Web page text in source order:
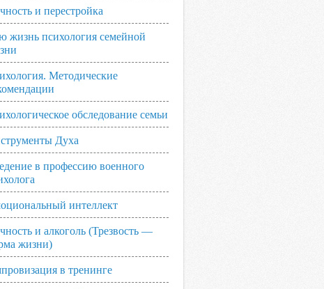
и перестройка
жизнь психология семейной
Методические
обследование семьи
Духа
в профессию военного
интеллект
и алкоголь (Трезвость —
жизни)
в тренинге